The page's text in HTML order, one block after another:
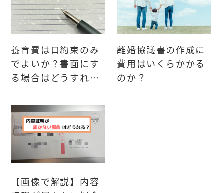
養育費は口約束のみ
でよいか？書面にす
る場合はどうすれば
離婚協議書の作成に
費用はいくらかかる
のか？
【画像で解説】内容